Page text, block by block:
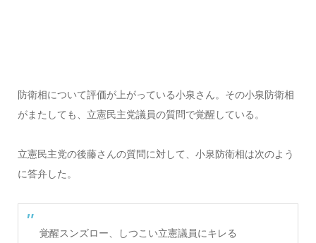
防衛相について評価が上がっている小泉さん。その小泉防衛相
がまたしても、立憲民主党議員の質問で覚醒している。
立憲民主党の後藤さんの質問に対して、小泉防衛相は次のよう
に答弁した。
覚醒スンズロー、しつこい立憲議員にキレる